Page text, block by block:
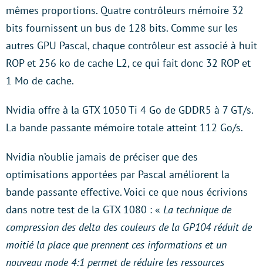
mêmes proportions. Quatre contrôleurs mémoire 32
bits fournissent un bus de 128 bits. Comme sur les
autres GPU Pascal, chaque contrôleur est associé à huit
ROP et 256 ko de cache L2, ce qui fait donc 32 ROP et
1 Mo de cache.
Nvidia offre à la GTX 1050 Ti 4 Go de GDDR5 à 7 GT/s.
La bande passante mémoire totale atteint 112 Go/s.
Nvidia n’oublie jamais de préciser que des
optimisations apportées par Pascal améliorent la
bande passante effective. Voici ce que nous écrivions
dans notre test de la GTX 1080 : « La technique de
compression des delta des couleurs de la GP104 réduit de
moitié la place que prennent ces informations et un
nouveau mode 4:1 permet de réduire les ressources